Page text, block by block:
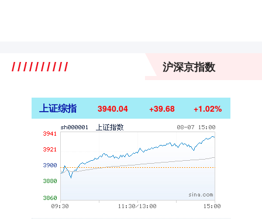
沪深京指数
上证综指 3940.04 +39.68 +1.02%